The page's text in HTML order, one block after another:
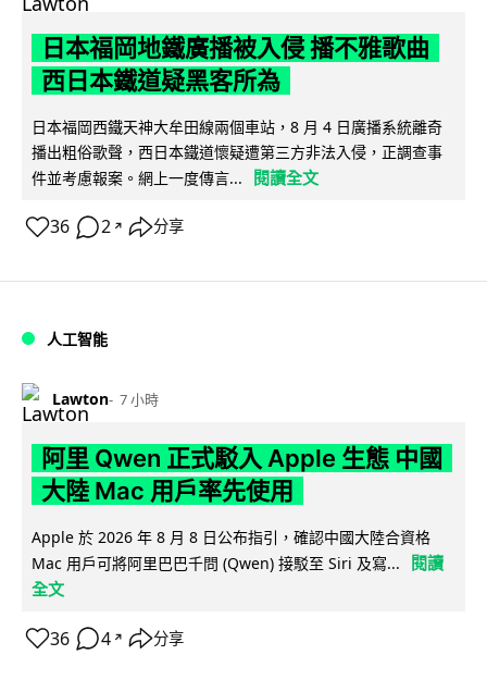
日本福岡地鐵廣播被入侵 播不雅歌曲
西日本鐵道疑黑客所為
日本福岡西鐵天神大牟田線兩個車站，8 月 4 日廣播系統離奇
播出粗俗歌聲，西日本鐵道懷疑遭第三方非法入侵，正調查事
件並考慮報案。網上一度傳言...
閱讀全文
36 2 ↗ 分享
人工智能
Lawton 7 小時
阿里 Qwen 正式駁入 Apple 生態 中國
大陸 Mac 用戶率先使用
Apple 於 2026 年 8 月 8 日公布指引，確認中國大陸合資格
Mac 用戶可將阿里巴巴千問 (Qwen) 接駁至 Siri 及寫...
閱讀
全文
36 4 ↗ 分享